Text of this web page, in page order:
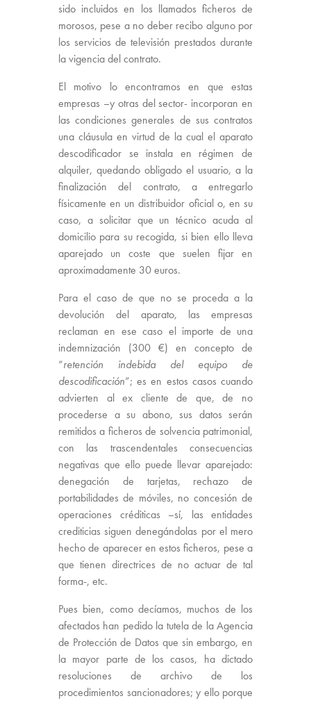
sido incluidos en los llamados ficheros de
morosos, pese a no deber recibo alguno por
los servicios de televisión prestados durante
la vigencia del contrato.
El motivo lo encontramos en que estas
empresas –y otras del sector- incorporan en
las condiciones generales de sus contratos
una cláusula en virtud de la cual el aparato
descodificador se instala en régimen de
alquiler, quedando obligado el usuario, a la
finalización del contrato, a entregarlo
físicamente en un distribuidor oficial o, en su
caso, a solicitar que un técnico acuda al
domicilio para su recogida, si bien ello lleva
aparejado un coste que suelen fijar en
aproximadamente 30 euros.
Para el caso de que no se proceda a la
devolución del aparato, las empresas
reclaman en ese caso el importe de una
indemnización (300 €) en concepto de
“retención indebida del equipo de
descodificación”; es en estos casos cuando
advierten al ex cliente de que, de no
procederse a su abono, sus datos serán
remitidos a ficheros de solvencia patrimonial,
con las trascendentales consecuencias
negativas que ello puede llevar aparejado:
denegación de tarjetas, rechazo de
portabilidades de móviles, no concesión de
operaciones créditicas –sí, las entidades
crediticias siguen denegándolas por el mero
hecho de aparecer en estos ficheros, pese a
que tienen directrices de no actuar de tal
forma-, etc.
Pues bien, como decíamos, muchos de los
afectados han pedido la tutela de la Agencia
de Protección de Datos que sin embargo, en
la mayor parte de los casos, ha dictado
resoluciones de archivo de los
procedimientos sancionadores; y ello porque